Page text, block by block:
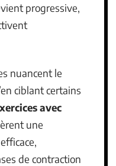
progressive,
nuancent le
ciblant certains
avec
une
de contraction